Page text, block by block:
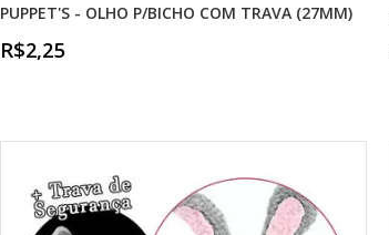
PUPPET'S - OLHO P/BICHO COM TRAVA (27MM)
R$2,25